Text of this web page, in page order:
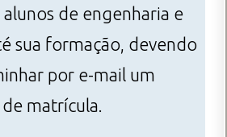
de engenharia e
sua formação, devendo
por e-mail um
matrícula.